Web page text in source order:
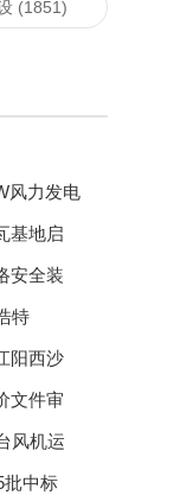
(1851)
风力发电
基地启
安全装
特
阳西沙
文件审
风机运
批中标